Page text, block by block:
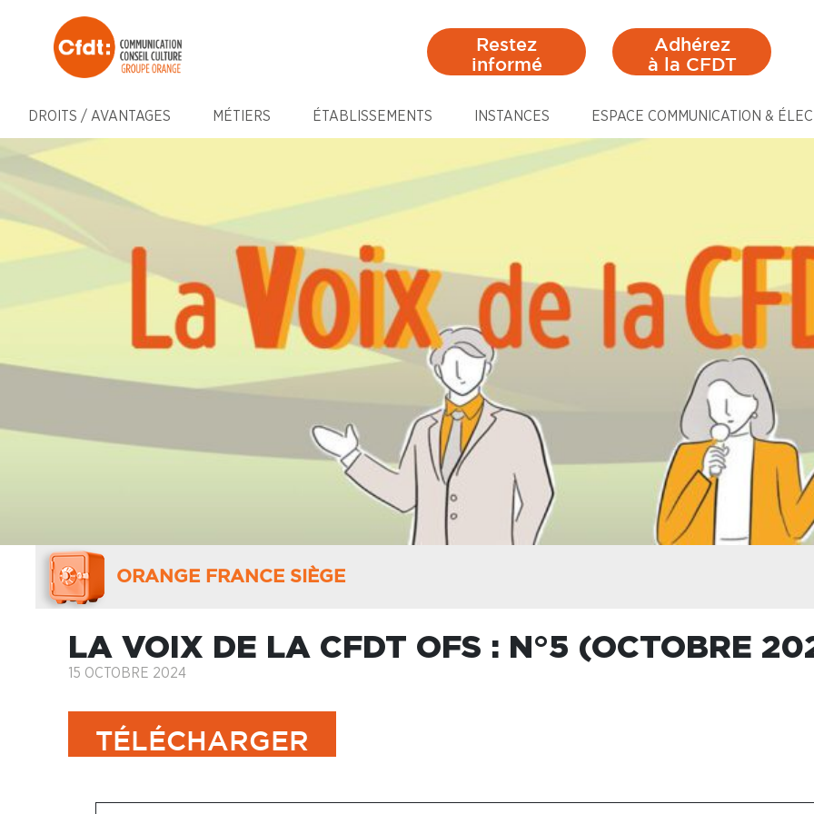
Restez
informé
Adhérez
à la CFDT
DROITS / AVANTAGES MÉTIERS ÉTABLISSEMENTS INSTANCES ESPACE COMMUNICATION &
ORANGE FRANCE SIÈGE
LA VOIX DE LA CFDT OFS : N°5 (OCTOBRE
15 OCTOBRE 2024
TÉLÉCHARGER